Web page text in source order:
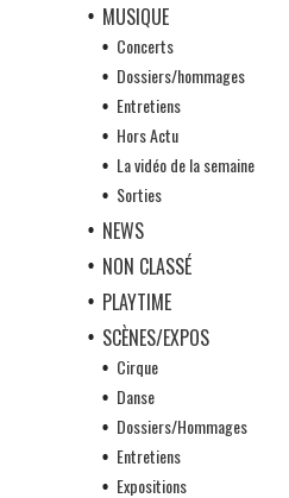
MUSIQUE
Concerts
Dossiers/hommages
Entretiens
Hors Actu
La vidéo de la semaine
Sorties
NEWS
NON CLASSÉ
PLAYTIME
SCÈNES/EXPOS
Cirque
Danse
Dossiers/Hommages
Entretiens
Expositions